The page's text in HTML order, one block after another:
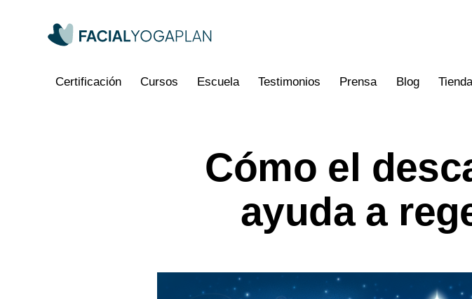
Certificación Cursos Escuela Testimonios Prensa Blog Tienda
Cómo el
ayuda a